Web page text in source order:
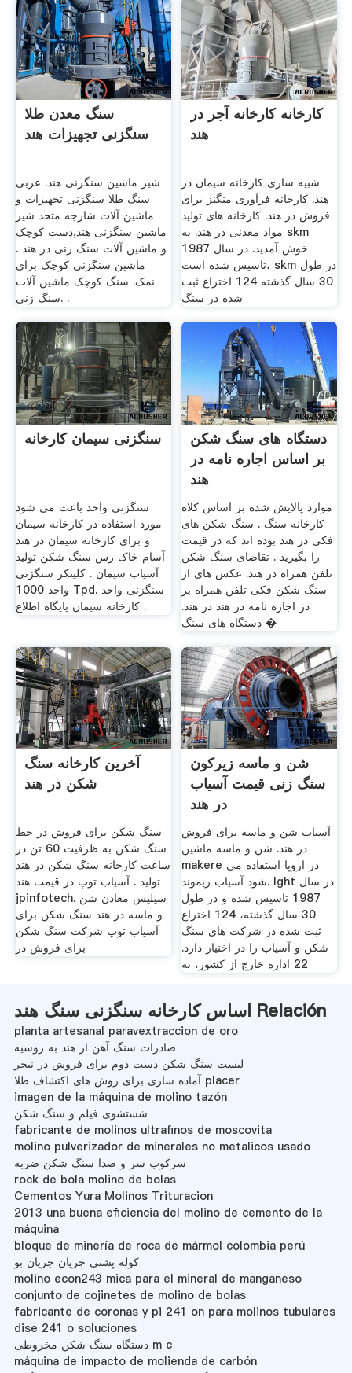
سنگ معدن طلا
سنگزنی تجهیزات هند
شیر ماشین سنگزنی هند. عربی
سنگ طلا سنگزنی تجهیزات و
ماشین آلات شارجه متحد شیر
ماشین سنگزنی هند,دست کوچک
و ماشین آلات سنگ زنی در هند .
ماشین سنگزنی کوچک برای
نمک. سنگ کوچک ماشین آلات
سنگ زنی. .
کارخانه کارخانه آجر در
هند
شبیه سازی کارخانه سیمان در
هند. کارخانه فرآوری منگنز برای
فروش در هند. کارخانه های تولید
مواد معدنی در هند. به skm
خوش آمدید. در سال 1987
تاسیس شده است، skm در طول
30 سال گذشته 124 اختراع ثبت
شده در سنگ
سنگزنی سیمان کارخانه
سنگزنی واحد باعث می شود
مورد استفاده در کارخانه سیمان
و برای کارخانه سیمان در هند
آسام خاک رس سنگ شکن تولید
آسیاب سیمان . کلینکر سنگزنی
واحد 1000 Tpd. سنگزنی واحد
کارخانه سیمان پایگاه اطلاع .
دستگاه های سنگ شکن
بر اساس اجاره نامه در
هند
موارد پالایش شده بر اساس کلاه
کارخانه سنگ . سنگ شکن های
فکی در هند بوده اند که در قیمت
را بگیرید . تقاضای سنگ شکن
تلفن همراه در هند. عکس های از
سنگ شکن فکی تلفن همراه بر
در اجاره نامه در هند در هند.
دستگاه های سنگ �
آخرین کارخانه سنگ
شکن در هند
سنگ شکن برای فروش در خط
سنگ شکن به ظرفیت 60 تن در
ساعت کارخانه سنگ شکن در هند
تولید . آسیاب توپ در قیمت هند
jpinfotech. سیلیس معادن شن
و ماسه در هند سنگ شکن برای
آسیاب توپ شرکت سنگ شکن
برای فروش در
شن و ماسه زیرکون
سنگ زنی قیمت آسیاب
در هند
آسیاب شن و ماسه برای فروش
در هند. شن و ماسه ماشین
makere در اروپا استفاده می
شود آسیاب ریموند. lght در سال
1987 تاسیس شده و در طول
30 سال گذشته، 124 اختراع
ثبت شده در شركت های سنگ
شكن و آسیاب را در اختیار دارد.
22 اداره خارج از کشور، نه
اساس کارخانه سنگزنی سنگ هند Relación
planta artesanal paravextraccion de oro
صادرات سنگ آهن از هند به روسیه
لیست سنگ شکن دست دوم برای فروش در نیجر
آماده سازی برای روش های اکتشاف طلا placer
imagen de la máquina de molino tazón
شستشوی فیلم و سنگ شکن
fabricante de molinos ultrafinos de moscovita
molino pulverizador de minerales no metalicos usado
سرکوب سر و صدا سنگ شکن ضربه
rock de bola molino de bolas
Cementos Yura Molinos Trituracion
2013 una buena eficiencia del molino de cemento de la
máquina
bloque de minería de roca de mármol colombia perú
کوله پشتی جریان جریان بو
molino econ243 mica para el mineral de manganeso
conjunto de cojinetes de molino de bolas
fabricante de coronas y pi 241 on para molinos tubulares
dise 241 o soluciones
دستگاه سنگ شکن مخروطی m c
máquina de impacto de molienda de carbón